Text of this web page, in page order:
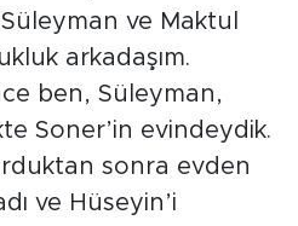
ve Maktul
arkadaşım.
ben, Süleyman,
Soner’in evindeydik.
sonra evden
ve Hüseyin’i